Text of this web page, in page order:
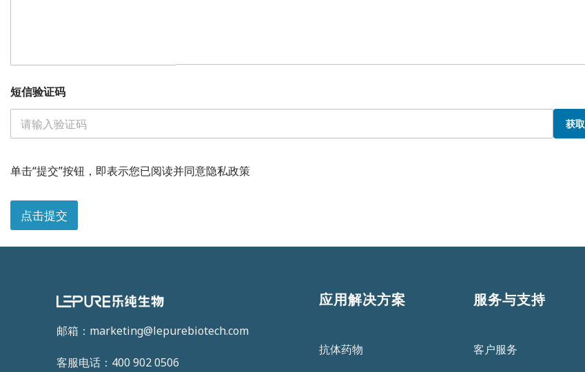
短信验证码
获
位
公
单击“提交”按钮，即表示您已阅读并同意隐私政策
点击提交
邮箱：marketing@lepurebiotech.com
客服电话：400 902 0506
应用解决方案
抗体药物
服务与支持
客户服务